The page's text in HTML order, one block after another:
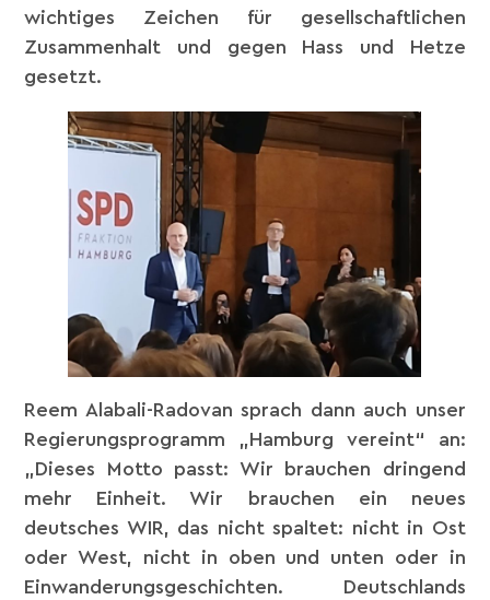
wichtiges Zeichen für gesellschaftlichen
Zusammenhalt und gegen Hass und Hetze
gesetzt.
Reem Alabali-Radovan sprach dann auch unser
Regierungsprogramm „Hamburg vereint“ an:
„Dieses Motto passt: Wir brauchen dringend
mehr Einheit. Wir brauchen ein neues
deutsches WIR, das nicht spaltet: nicht in Ost
oder West, nicht in oben und unten oder in
Einwanderungsgeschichten. Deutschlands